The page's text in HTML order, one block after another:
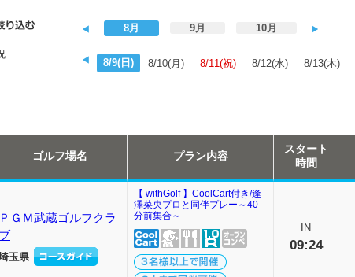
8月 9月 10月
8/9(日) 8/10(月) 8/11(祝) 8/12(水) 8/13(木)
ゴルフ場名 プラン内容
スタート
時間
ＰＧＭ武蔵ゴルフクラ
ブ
玉県
【 withGolf 】CoolCart付き/逢
澤菜央プロと同伴プレー～40
分前集合～
IN
09:24